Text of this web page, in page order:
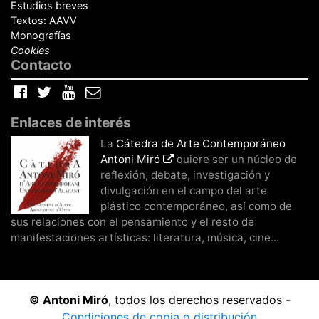
Estudios breves
Textos: AAVV
Monografías
Cookies
Contacto
Facebook
TwitterYouTubeCorreo
Enlaces de interés
La Cátedra de Arte Contemporáneo
Antoni Miró
quiere ser un núcleo de
reflexión, debate, investigación y
divulgación en el campo del arte
plástico contemporáneo, así como de
sus relaciones con el pensamiento y el resto de
manifestaciones artísticas: literatura, música, cine...
© Antoni Miró, todos los derechos reservados -